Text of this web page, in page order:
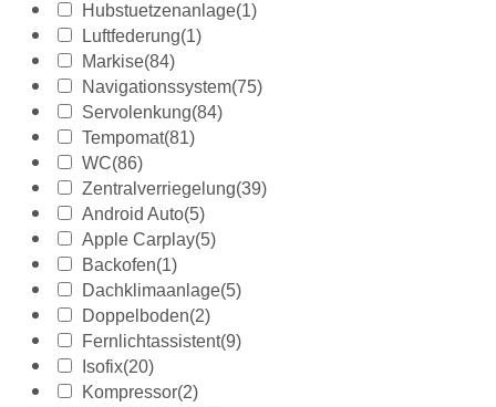
Hubstuetzenanlage(1)
Luftfederung(1)
Markise(84)
Navigationssystem(75)
Servolenkung(84)
Tempomat(81)
WC(86)
Zentralverriegelung(39)
Android Auto(5)
Apple Carplay(5)
Backofen(1)
Dachklimaanlage(5)
Doppelboden(2)
Fernlichtassistent(9)
Isofix(20)
Kompressor(2)